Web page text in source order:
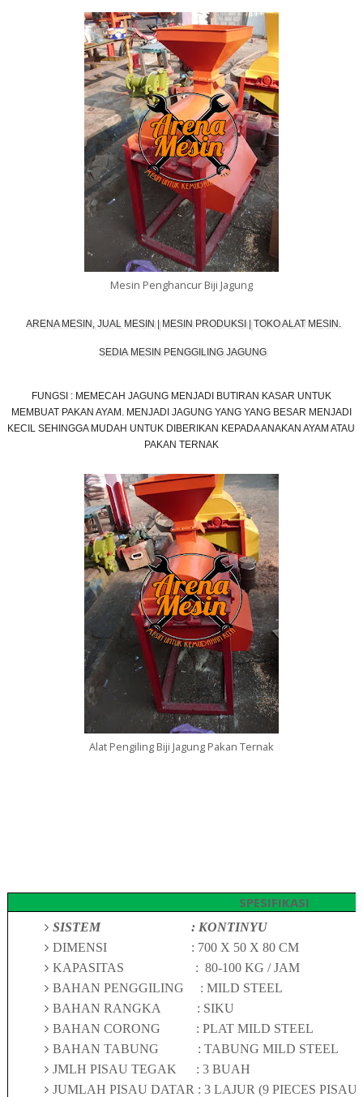
Mesin Penghancur Biji Jagung
ARENA MESIN, JUAL MESIN | MESIN PRODUKSI | TOKO ALAT MESIN.
SEDIA MESIN PENGGILING JAGUNG
FUNGSI : MEMECAH JAGUNG MENJADI BUTIRAN KASAR UNTUK
MEMBUAT PAKAN AYAM. MENJADI JAGUNG YANG YANG BESAR MENJADI
KECIL SEHINGGA MUDAH UNTUK DIBERIKAN KEPADA ANAKAN AYAM ATAU
PAKAN TERNAK
Alat Pengiling Biji Jagung Pakan Ternak
SPESIFIKASI
SISTEM
: KONTINYU
DIMENSI
: 700 X 50 X 80 CM
KAPASITAS
: 80-100 KG / JAM
BAHAN PENGGILING
: MILD STEEL
BAHAN RANGKA
: SIKU
BAHAN CORONG
: PLAT MILD STEEL
BAHAN TABUNG
: TABUNG MILD STEEL
JMLH PISAU TEGAK
: 3 BUAH
JUMLAH PISAU DATAR : 3 LAJUR (9 PIECES PISAU)